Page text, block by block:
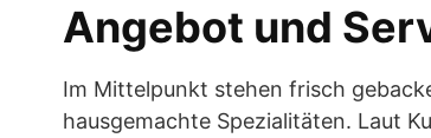
Angebot und
Im Mittelpunkt stehen frisch
hausgemachte Spezialitäten. Laut